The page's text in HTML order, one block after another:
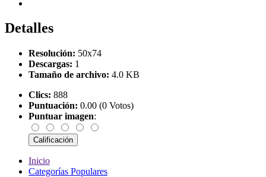
Detalles
Resolución: 50x74
Descargas: 1
Tamaño de archivo: 4.0 KB
Clics: 888
Puntuación: 0.00 (0 Votos)
Puntuar imagen:
Inicio
Categorías Populares